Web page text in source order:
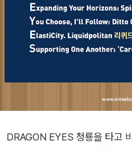
DRAGON EYES 청룡을 타고 비